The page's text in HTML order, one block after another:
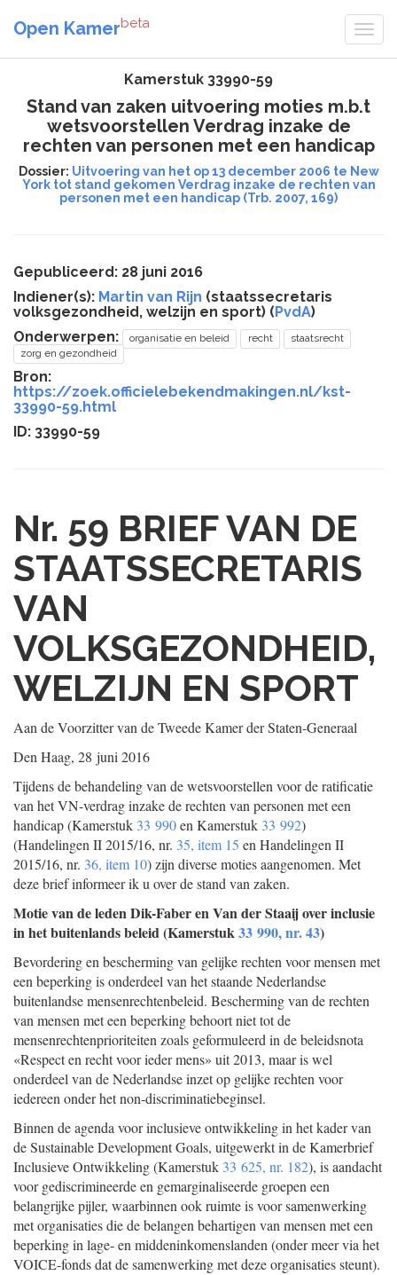
Open Kamerbeta
Kamerstuk 33990-59
Stand van zaken uitvoering moties m.b.t
wetsvoorstellen Verdrag inzake de
rechten van personen met een handicap
Dossier: Uitvoering van het op 13 december 2006 te New
York tot stand gekomen Verdrag inzake de rechten van
personen met een handicap (Trb. 2007, 169)
Gepubliceerd: 28 juni 2016
Indiener(s): Martin van Rijn (staatssecretaris
volksgezondheid, welzijn en sport) (PvdA)
Onderwerpen:
organisatie en beleid recht
staatsrecht
zorg en gezondheid
Bron:
https://zoek.officielebekendmakingen.nl/kst-
33990-59.html
ID: 33990-59
Nr. 59 BRIEF VAN DE
STAATSSECRETARIS
VAN
VOLKSGEZONDHEID,
WELZIJN EN SPORT
Aan de Voorzitter van de Tweede Kamer der Staten-Generaal
Den Haag, 28 juni 2016
Tijdens de behandeling van de wetsvoorstellen voor de ratificatie
van het VN-verdrag inzake de rechten van personen met een
handicap (Kamerstuk 33 990en Kamerstuk 33 992)
(Handelingen II 2015/16, nr. 35, item 15 en Handelingen II
2015/16, nr. 36, item 10) zijn diverse moties aangenomen. Met
deze brief informeer ik u over de stand van zaken.
Motie van de leden Dik-Faber en Van der Staaij over inclusie
in het buitenlands beleid (Kamerstuk33 990, nr. 43)
Bevordering en bescherming van gelijke rechten voor mensen met
een beperking is onderdeel van het staande Nederlandse
buitenlandse mensenrechtenbeleid. Bescherming van de rechten
van mensen met een beperking behoort niet tot de
mensenrechtenprioriteiten zoals geformuleerd in de beleidsnota
«Respect en recht voor ieder mens» uit 2013, maar is wel
onderdeel van de Nederlandse inzet op gelijke rechten voor
iedereen onder het non-discriminatiebeginsel.
Binnen de agenda voor inclusieve ontwikkeling in het kader van
de Sustainable Development Goals, uitgewerkt in de Kamerbrief
Inclusieve Ontwikkeling (Kamerstuk 33 625, nr. 182), is aandacht
voor gediscrimineerde en gemarginaliseerde groepen een
belangrijke pijler, waarbinnen ook ruimte is voor samenwerking
met organisaties die de belangen behartigen van mensen met een
beperking in lage- en middeninkomenslanden (onder meer via het
VOICE-fonds dat de samenwerking met deze organisaties steunt).